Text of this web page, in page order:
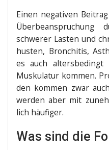
Einen nega­ti­ven
Über­be­an­spru­chung
schwe­rer Las­ten und
hus­ten, Bron­chi­tis,
es auch
Mus­ku­la­tur kom­men.
den kom­men zwar
wer­den aber mit
lich häufiger.
Was sind die